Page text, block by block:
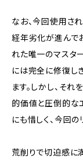
なお、今回使用さ
経年劣化が進んで
れた唯一のマスタ
には完全に修復し
ます。しかし、そ
的価値と圧倒的な
にも惜しく、今回の
荒削りで切迫感に